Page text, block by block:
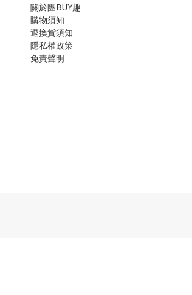
關於團BUY趣
購物須知
退換貨須知
隱私權政策
免責聲明